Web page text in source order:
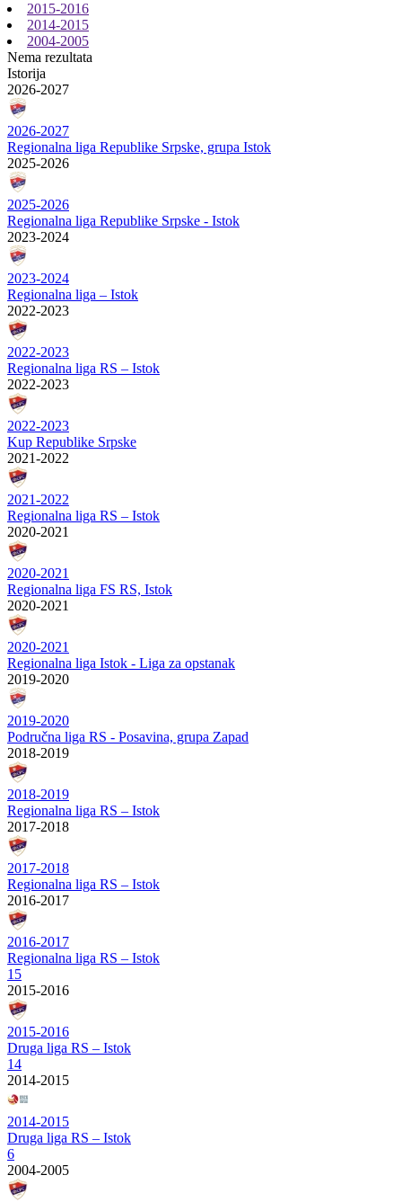
2015-2016
2014-2015
2004-2005
Nema rezultata
Istorija
2026-2027
2026-2027
Regionalna liga Republike Srpske, grupa Istok
2025-2026
2025-2026
Regionalna liga Republike Srpske - Istok
2023-2024
2023-2024
Regionalna liga – Istok
2022-2023
2022-2023
Regionalna liga RS – Istok
2022-2023
2022-2023
Kup Republike Srpske
2021-2022
2021-2022
Regionalna liga RS – Istok
2020-2021
2020-2021
Regionalna liga FS RS, Istok
2020-2021
2020-2021
Regionalna liga Istok - Liga za opstanak
2019-2020
2019-2020
Područna liga RS - Posavina, grupa Zapad
2018-2019
2018-2019
Regionalna liga RS – Istok
2017-2018
2017-2018
Regionalna liga RS – Istok
2016-2017
2016-2017
Regionalna liga RS – Istok
15
2015-2016
2015-2016
Druga liga RS – Istok
14
2014-2015
2014-2015
Druga liga RS – Istok
6
2004-2005